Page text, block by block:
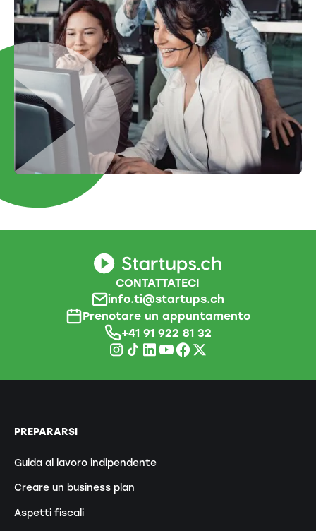
CONTATTATECI
info.ti@startups.ch
Prenotare un appuntamento
+41 91 922 81 32
PREPARARSI
Guida al lavoro indipendente
Creare un business plan
Aspetti fiscali